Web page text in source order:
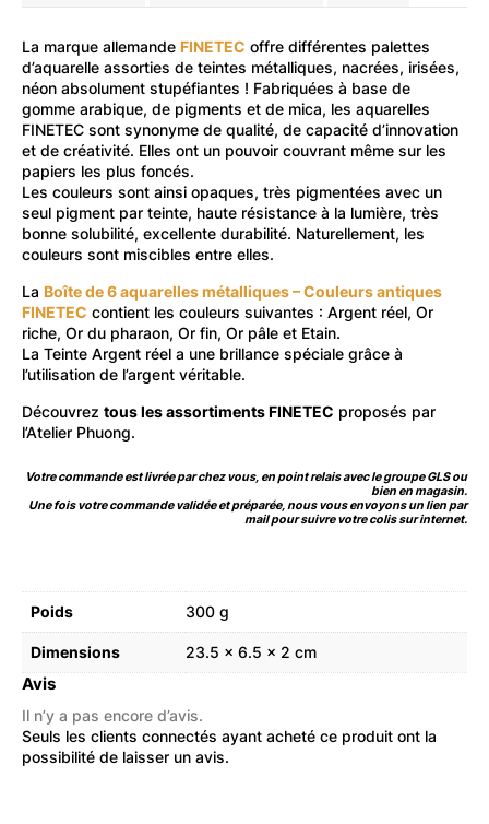
La marque allemande FINETEC offre différentes palettes
d’aquarelle assorties de teintes métalliques, nacrées, irisées,
néon absolument stupéfiantes ! Fabriquées à base de
gomme arabique, de pigments et de mica, les aquarelles
FINETEC sont synonyme de qualité, de capacité d’innovation
et de créativité. Elles ont un pouvoir couvrant même sur les
papiers les plus foncés.
Les couleurs sont ainsi opaques, très pigmentées avec un
seul pigment par teinte, haute résistance à la lumière, très
bonne solubilité, excellente durabilité. Naturellement, les
couleurs sont miscibles entre elles.
La Boîte de 6 aquarelles métalliques – Couleurs antiques
FINETEC contient les couleurs suivantes : Argent réel, Or
riche, Or du pharaon, Or fin, Or pâle et Etain.
La Teinte Argent réel a une brillance spéciale grâce à
l’utilisation de l’argent véritable.
Découvrez tous les assortiments FINETEC proposés par
l’Atelier Phuong.
Votre commande est livrée par chez vous, en point relais avec le groupe GLS ou
bien en magasin.
Une fois votre commande validée et préparée, nous vous envoyons un lien par
mail pour suivre votre colis sur internet.
Poids 300 g
Dimensions 23.5 × 6.5 × 2 cm
Avis
Il n’y a pas encore d’avis.
Seuls les clients connectés ayant acheté ce produit ont la
possibilité de laisser un avis.